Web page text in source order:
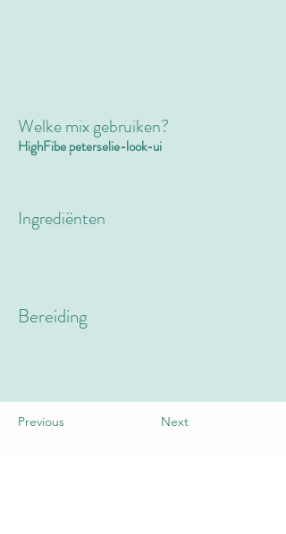
Welke mix gebruiken?
HighFibe peterselie-look-ui
Ingrediënten
Bereiding
Previous Next